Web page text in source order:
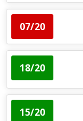
07/20
18/20
15/20